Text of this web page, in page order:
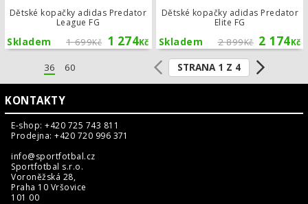
Dětské kopačky adidas Predator
League FG
1 699Kč 1 274Kč
Skladem
Dětské kopačky adidas Predator
Elite FG
2 899Kč 2 174Kč
Skladem
36 60 STRANA 1 Z 4
KONTAKTY
E-shop: +420 725 743 811
Prodejna: +420 720 996 371
info@sportfotbal.cz
Sportfotbal s.r.o.
Voroněžská 28,
Praha 10 Vršovice
101 00